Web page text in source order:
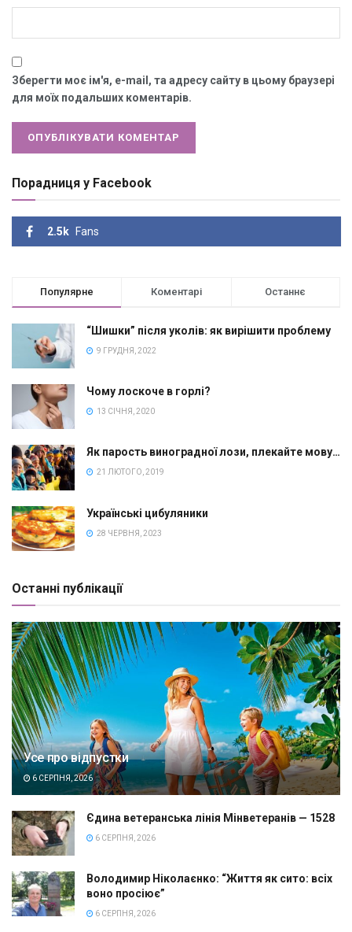
Зберегти моє ім'я, e-mail, та адресу сайту в цьому браузері
для моїх подальших коментарів.
Порадниця у Facebook
2.5k Fans
Популярне Коментарі Останнє
“Шишки” після уколів: як вирішити проблему
9 ГРУДНЯ, 2022
Чому лоскоче в горлі?
13 СІЧНЯ, 2020
Як парость виноградної лози, плекайте мову…
21 ЛЮТОГО, 2019
Українські цибуляники
28 ЧЕРВНЯ, 2023
Останні публікації
Усе про відпустки
6 СЕРПНЯ, 2026
Єдина ветеранська лінія Мінветеранів — 1528
6 СЕРПНЯ, 2026
Володимир Ніколаєнко: “Життя як сито: всіх
воно просіює”
6 СЕРПНЯ, 2026